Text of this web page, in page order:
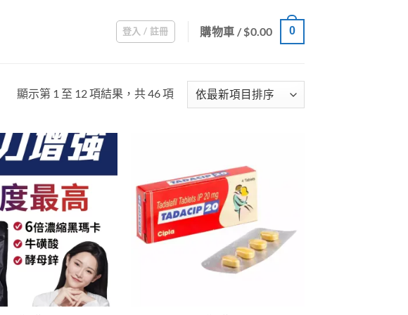
登入 / 註冊 購物車 /$0.00 0
顯示第 1 至 12 項結果，共 46 項Sorted